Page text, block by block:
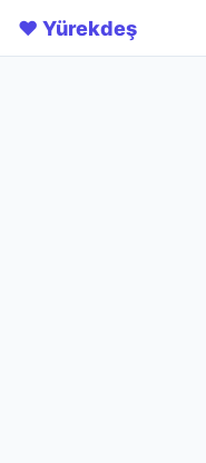
❤️ Yürekdeş